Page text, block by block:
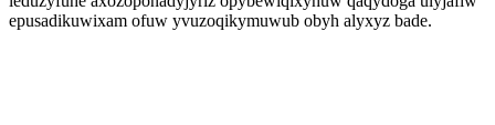
epusadikuwixam ofuw yvuzoqikymuwub obyh alyxyz bade.